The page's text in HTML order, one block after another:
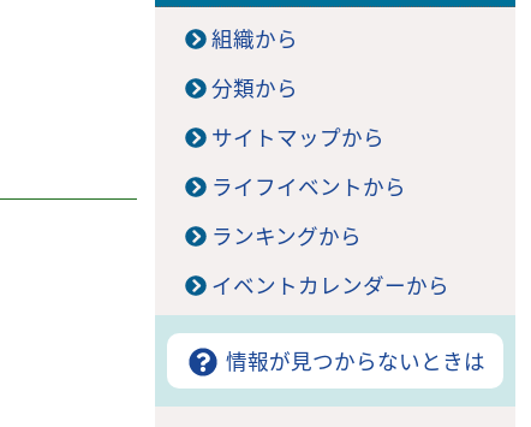
組織から
分類から
サイトマップから
ライフイベントから
ランキングから
イベントカレンダーから
情報が見つからないときは